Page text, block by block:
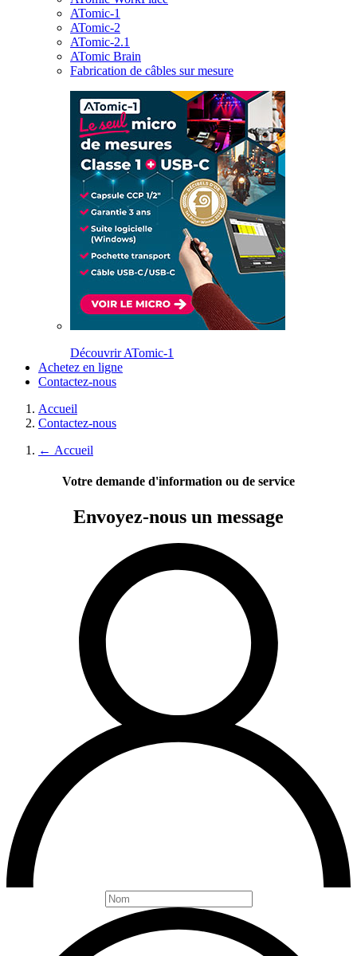
ATomic-1
ATomic-2
ATomic-2.1
ATomic Brain
Fabrication de câbles sur mesure
Découvrir ATomic-1
Achetez en ligne
Contactez-nous
Accueil
Contactez-nous
← Accueil
Votre demande d'information ou de service
Envoyez-nous un message